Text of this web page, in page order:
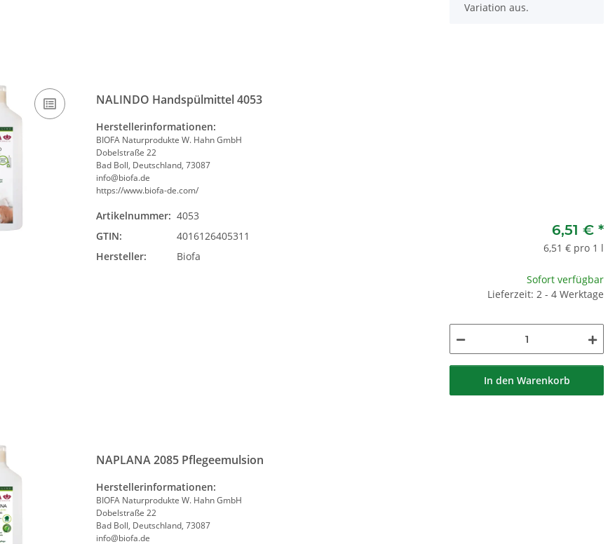
Variation aus.
NALINDO Handspülmittel 4053
Herstellerinformationen:
BIOFA Naturprodukte W. Hahn GmbH
Dobelstraße 22
Bad Boll, Deutschland, 73087
info@biofa.de
https://www.biofa-de.com/
Artikelnummer: 4053
GTIN:
4016126405311
Hersteller:
Biofa
6,51 € *
6,51 € pro 1 l
Sofort verfügbar
Lieferzeit: 2 - 4 Werktage
In den Warenkorb
NAPLANA 2085 Pflegeemulsion
Herstellerinformationen:
BIOFA Naturprodukte W. Hahn GmbH
Dobelstraße 22
Bad Boll, Deutschland, 73087
info@biofa.de